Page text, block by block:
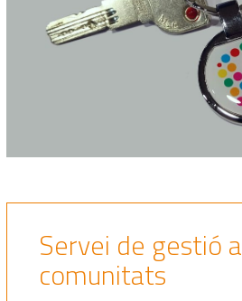
Servei de gestió a
comunitats